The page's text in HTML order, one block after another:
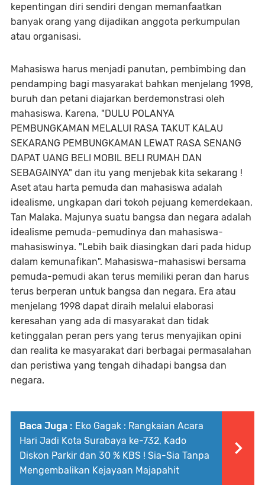
kepentingan diri sendiri dengan memanfaatkan
banyak orang yang dijadikan anggota perkumpulan
atau organisasi.
Mahasiswa harus menjadi panutan, pembimbing dan
pendamping bagi masyarakat bahkan menjelang 1998,
buruh dan petani diajarkan berdemonstrasi oleh
mahasiswa. Karena, "DULU POLANYA
PEMBUNGKAMAN MELALUI RASA TAKUT KALAU
SEKARANG PEMBUNGKAMAN LEWAT RASA SENANG
DAPAT UANG BELI MOBIL BELI RUMAH DAN
SEBAGAINYA" dan itu yang menjebak kita sekarang !
Aset atau harta pemuda dan mahasiswa adalah
idealisme, ungkapan dari tokoh pejuang kemerdekaan,
Tan Malaka. Majunya suatu bangsa dan negara adalah
idealisme pemuda-pemudinya dan mahasiswa-
mahasiswinya. "Lebih baik diasingkan dari pada hidup
dalam kemunafikan". Mahasiswa-mahasiswi bersama
pemuda-pemudi akan terus memiliki peran dan harus
terus berperan untuk bangsa dan negara. Era atau
menjelang 1998 dapat diraih melalui elaborasi
keresahan yang ada di masyarakat dan tidak
ketinggalan peran pers yang terus menyajikan opini
dan realita ke masyarakat dari berbagai permasalahan
dan peristiwa yang tengah dihadapi bangsa dan
negara.
Baca Juga : Eko Gagak : Rangkaian Acara
Hari Jadi Kota Surabaya ke-732, Kado
Diskon Parkir dan 30 % KBS ! Sia-Sia Tanpa
Mengembalikan Kejayaan Majapahit